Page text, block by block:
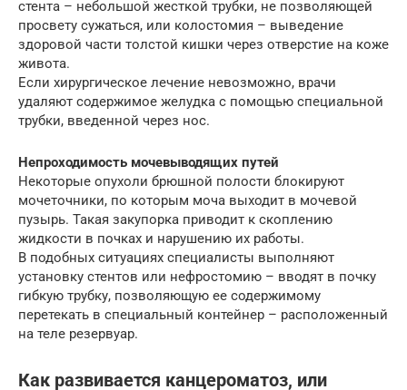
стента – небольшой жесткой трубки, не позволяющей
просвету сужаться, или колостомия – выведение
здоровой части толстой кишки через отверстие на коже
живота.
Если хирургическое лечение невозможно, врачи
удаляют содержимое желудка с помощью специальной
трубки, введенной через нос.
Непроходимость мочевыводящих путей
Некоторые опухоли брюшной полости блокируют
мочеточники, по которым моча выходит в мочевой
пузырь. Такая закупорка приводит к скоплению
жидкости в почках и нарушению их работы.
В подобных ситуациях специалисты выполняют
установку стентов или нефростомию – вводят в почку
гибкую трубку, позволяющую ее содержимому
перетекать в специальный контейнер – расположенный
на теле резервуар.
Как развивается канцероматоз, или